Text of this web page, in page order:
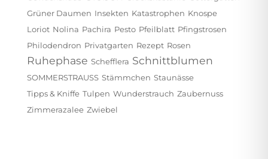
Grüner Daumen Insekten Katastrophen Knospe
Loriot Nolina Pachira Pesto Pfeilblatt Pfingstrosen
Philodendron Privatgarten Rezept Rosen
Ruhephase Schefflera Schnittblumen
SOMMERSTRAUSS Stämmchen Staunässe
Tipps & Kniffe Tulpen Wunderstrauch Zaubernuss
Zimmerazalee Zwiebel